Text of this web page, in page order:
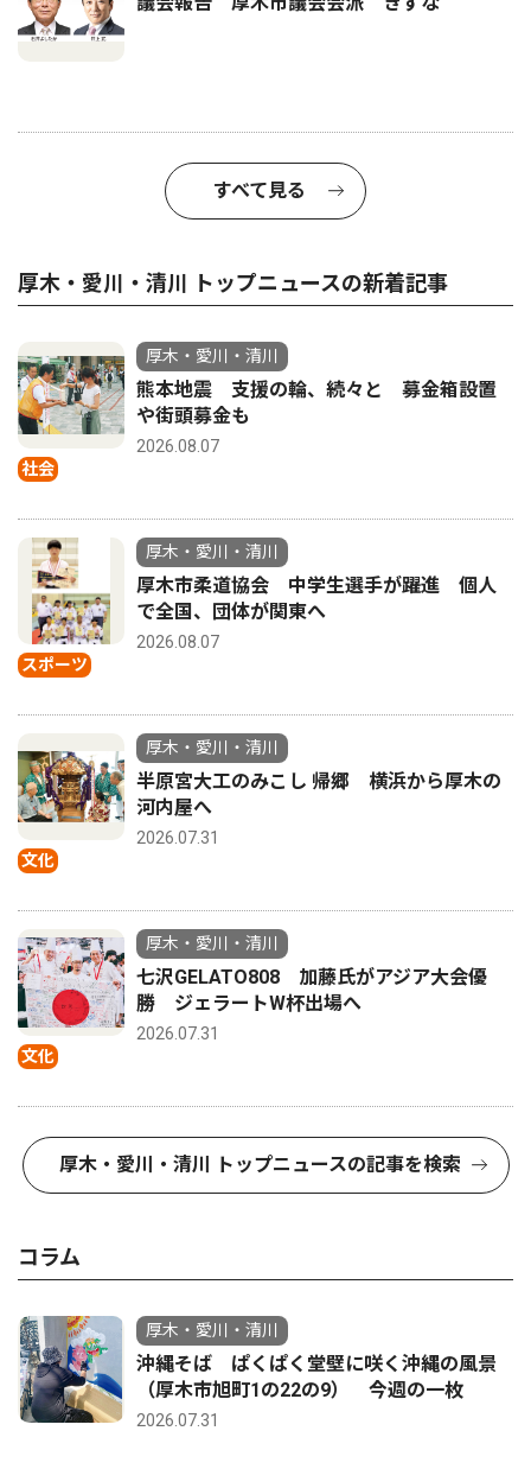
すべて見る
厚木・愛川・清川 トップニュースの新着記事
社会
厚木・愛川・清川
熊本地震 支援の輪、続々と 募金箱設置
や街頭募金も
2026.08.07
スポーツ
厚木・愛川・清川
厚木市柔道協会 中学生選手が躍進 個人
で全国、団体が関東へ
2026.08.07
文化
厚木・愛川・清川
半原宮大工のみこし 帰郷 横浜から厚木の
河内屋へ
2026.07.31
文化
厚木・愛川・清川
七沢GELATO808 加藤氏がアジア大会優
勝 ジェラートW杯出場へ
2026.07.31
厚木・愛川・清川 トップニュースの記事を検索
コラム
厚木・愛川・清川
沖縄そば ぱくぱく堂壁に咲く沖縄の風景
（厚木市旭町1の22の9） 今週の一枚
2026.07.31